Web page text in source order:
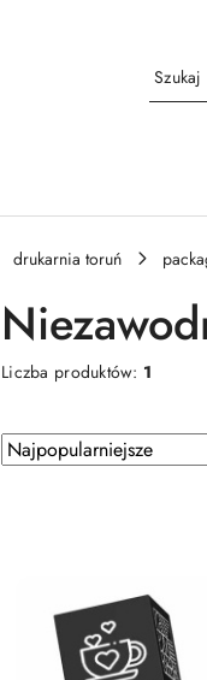
drukarnia toruń
Liczba produktów: 1
Zastosowano
sortowanie:
Sortuj
według